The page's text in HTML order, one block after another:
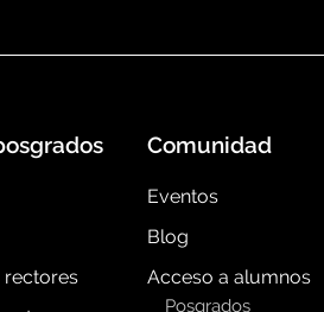
rectores
Comunidad
Eventos
Blog
Acceso a alumnos
Posgrados